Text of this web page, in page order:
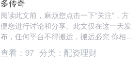
多传奇
阅读此文前，麻烦您点击一下“关注”，方
便您进行讨论和分享。此文仅在这一天发
布，任何平台不得搬运，搬运必究 你相信
命运的安排吗？ 如果有人告诉你，一场梦
境可以预示....
查看： 97 分类： 配资理财